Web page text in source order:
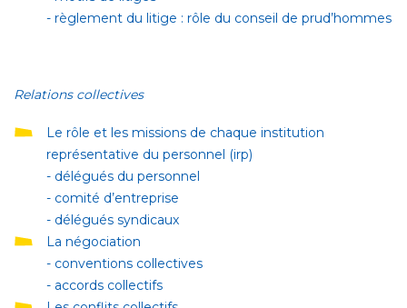
- règlement du litige : rôle du conseil de prud’hommes
Relations collectives
Le rôle et les missions de chaque institution
représentative du personnel (irp)
- délégués du personnel
- comité d’entreprise
- délégués syndicaux
La négociation
- conventions collectives
- accords collectifs